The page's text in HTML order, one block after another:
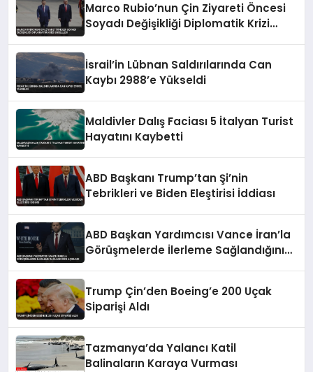
Marco Rubio’nun Çin Ziyareti Öncesi
Soyadı Değişikliği Diplomatik Krizi
İsrail’in Lübnan Saldırılarında Can
Kaybı 2988’e Yükseldi
Maldivler Dalış Faciası 5 İtalyan Turist
Hayatını Kaybetti
ABD Başkanı Trump’tan Şi’nin
Tebrikleri ve Biden Eleştirisi İddiası
ABD Başkan Yardımcısı Vance İran’la
Görüşmelerde İlerleme Sağlandığını
Trump Çin’den Boeing’e 200 Uçak
Siparişi Aldı
Tazmanya’da Yalancı Katil
Balinaların Karaya Vurması